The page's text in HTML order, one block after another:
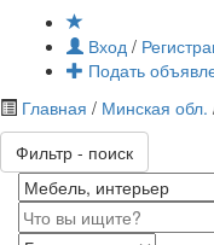
Вход /
Подать
Главная / Минская обл.
Фильтр - поиск